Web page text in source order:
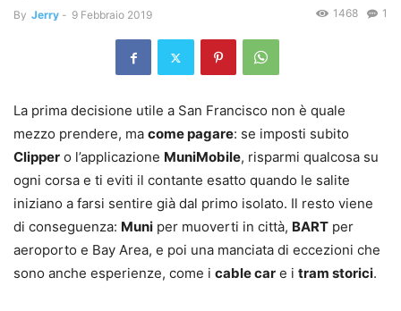
By Jerry - 9 Febbraio 2019 1
1468
La prima decisione utile a San Francisco non è quale
mezzo prendere, ma come pagare: se imposti subito
Clipper o l’applicazione MuniMobile, risparmi qualcosa su
ogni corsa e ti eviti il contante esatto quando le salite
iniziano a farsi sentire già dal primo isolato. Il resto viene
di conseguenza: Muni per muoverti in città, BART per
aeroporto e Bay Area, e poi una manciata di eccezioni che
sono anche esperienze, come i cable car e i tram storici.